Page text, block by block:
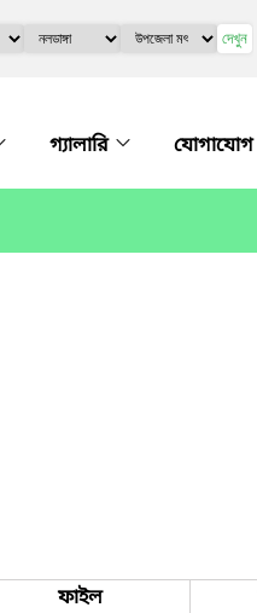
দেখুন
গ্যালারি যোগাযোগ
ফাইল